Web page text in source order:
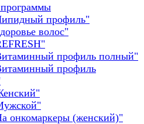
профиль"
волос"
профиль полный"
профиль
онкомаркеры (женский)"